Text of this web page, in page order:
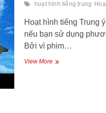
hoạt hình tiếng trung
Hoạt hình tiếng Trung
nếu bạn sử dụng
Bởi vì phim…
View MoreHoạt